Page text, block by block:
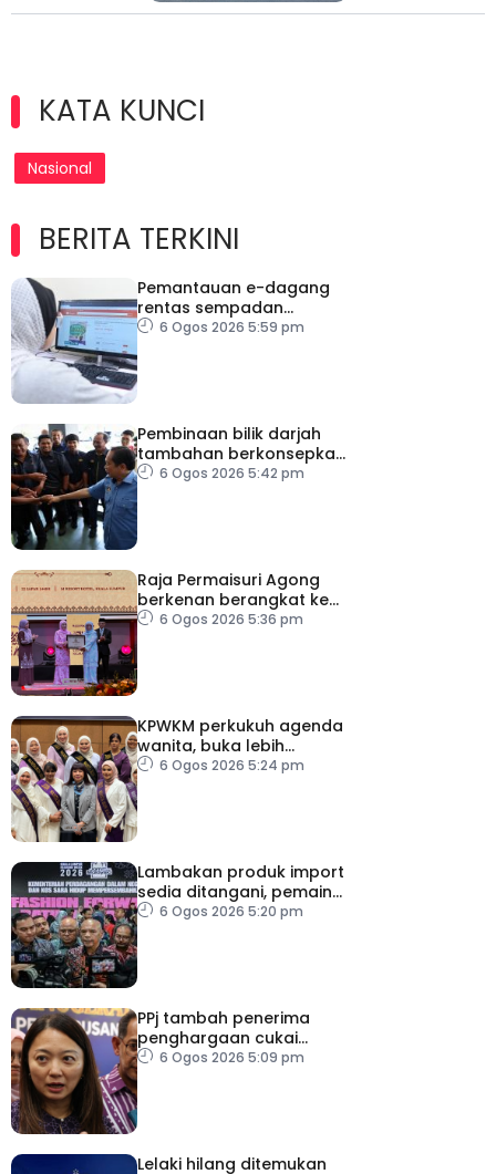
KATA KUNCI
Nasional
BERITA TERKINI
Pemantauan e-dagang
rentas sempadan
diperketat, pastikan
6 Ogos 2026 5:59 pm
Pembinaan bilik darjah
tambahan berkonsepkan
MPS di sekolah terpilih,
6 Ogos 2026 5:42 pm
Raja Permaisuri Agong
berkenan berangkat ke
Majlis Anugerah Sastera
6 Ogos 2026 5:36 pm
KPWKM perkukuh agenda
wanita, buka lebih
banyak peluang
6 Ogos 2026 5:24 pm
Lambakan produk import
sedia ditangani, pemain
industri tempatan
6 Ogos 2026 5:20 pm
PPj tambah penerima
penghargaan cukai
taksiran
6 Ogos 2026 5:09 pm
Lelaki hilang ditemukan